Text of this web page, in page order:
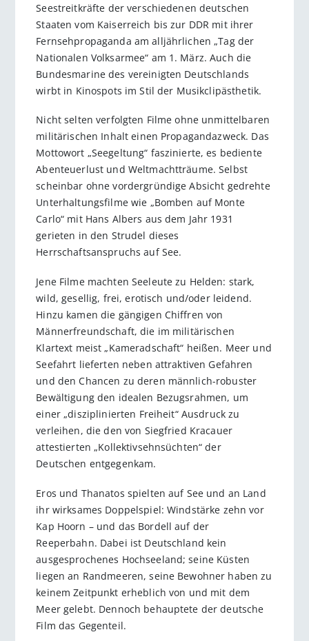
Seestreitkräfte der verschiedenen deutschen
Staaten vom Kaiserreich bis zur DDR mit ihrer
Fernsehpropaganda am alljährlichen „Tag der
Nationalen Volksarmee“ am 1. März. Auch die
Bundesmarine des vereinigten Deutschlands
wirbt in Kinospots im Stil der Musikclipästhetik.
Nicht selten verfolgten Filme ohne unmittelbaren
militärischen Inhalt einen Propagandazweck. Das
Mottowort „Seegeltung“ faszinierte, es bediente
Abenteuerlust und Weltmachtträume. Selbst
scheinbar ohne vordergründige Absicht gedrehte
Unterhaltungsfilme wie „Bomben auf Monte
Carlo“ mit Hans Albers aus dem Jahr 1931
gerieten in den Strudel dieses
Herrschaftsanspruchs auf See.
Jene Filme machten Seeleute zu Helden: stark,
wild, gesellig, frei, erotisch und/oder leidend.
Hinzu kamen die gängigen Chiffren von
Männerfreundschaft, die im militärischen
Klartext meist „Kameradschaft“ heißen. Meer und
Seefahrt lieferten neben attraktiven Gefahren
und den Chancen zu deren männlich-robuster
Bewältigung den idealen Bezugsrahmen, um
einer „disziplinierten Freiheit“ Ausdruck zu
verleihen, die den von Siegfried Kracauer
attestierten „Kollektivsehnsüchten“ der
Deutschen entgegenkam.
Eros und Thanatos spielten auf See und an Land
ihr wirksames Doppelspiel: Windstärke zehn vor
Kap Hoorn – und das Bordell auf der
Reeperbahn. Dabei ist Deutschland kein
ausgesprochenes Hochseeland; seine Küsten
liegen an Randmeeren, seine Bewohner haben zu
keinem Zeitpunkt erheblich von und mit dem
Meer gelebt. Dennoch behauptete der deutsche
Film das Gegenteil.